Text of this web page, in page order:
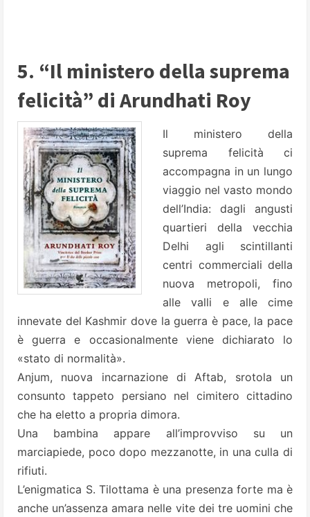
5. “Il ministero della suprema
felicità” di Arundhati Roy
Il ministero della
suprema felicità ci
accompagna in un lungo
viaggio nel vasto mondo
dell’India: dagli angusti
quartieri della vecchia
Delhi agli scintillanti
centri commerciali della
nuova metropoli, fino
alle valli e alle cime
innevate del Kashmir dove la guerra è pace, la pace
è guerra e occasionalmente viene dichiarato lo
«stato di normalità».
Anjum, nuova incarnazione di Aftab, srotola un
consunto tappeto persiano nel cimitero cittadino
che ha eletto a propria dimora.
Una bambina appare all’improvviso su un
marciapiede, poco dopo mezzanotte, in una culla di
rifiuti.
L’enigmatica S. Tilottama è una presenza forte ma è
anche un’assenza amara nelle vite dei tre uomini che